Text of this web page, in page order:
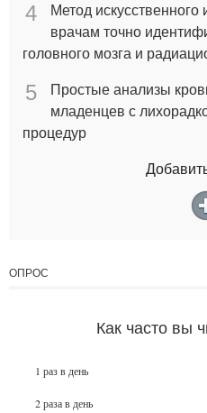
4
Метод
врачам точно
головного мозга и
5
Простые анализы
младенцев с
процедур
ОПРОС
Как часто вы
1 раз в день
2 раза в день